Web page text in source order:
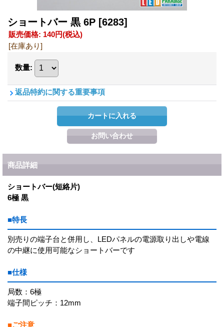
ショートバー 黒 6P [6283]
販売価格: 140円(税込)
[在庫あり]
数量:
返品特約に関する重要事項
商品詳細
ショートバー(短絡片)
6極 黒
■特長
別売りの端子台と併用し、LEDパネルの電源取り出しや電線
の中継に使用可能なショートバーです
■仕様
局数：6極
端子間ピッチ：12mm
■ご注意